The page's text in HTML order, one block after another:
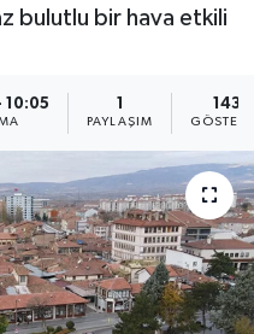
bulutlu bir hava etkili
10:05 1
PAYLAŞIM
143